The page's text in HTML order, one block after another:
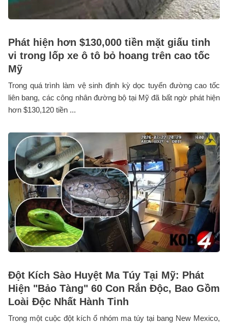
Phát hiện hơn $130,000 tiền mặt giấu tinh
vi trong lốp xe ô tô bỏ hoang trên cao tốc
Mỹ
Trong quá trình làm vệ sinh định kỳ dọc tuyến đường cao tốc
liên bang, các công nhân đường bộ tại Mỹ đã bất ngờ phát hiện
hơn $130,120 tiền ...
Đột Kích Sào Huyệt Ma Túy Tại Mỹ: Phát
Hiện "Bảo Tàng" 60 Con Rắn Độc, Bao Gồm
Loài Độc Nhất Hành Tinh
Trong một cuộc đột kích ổ nhóm ma túy tại bang New Mexico,